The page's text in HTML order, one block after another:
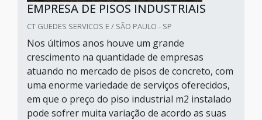
EMPRESA DE PISOS INDUSTRIAIS
CT GUEDES SERVICOS E / SÃO PAULO - SP
Nos últimos anos houve um grande
crescimento na quantidade de empresas
atuando no mercado de pisos de concreto, com
uma enorme variedade de serviços oferecidos,
em que o preço do piso industrial m2 instalado
pode sofrer muita variação de acordo as suas